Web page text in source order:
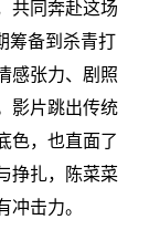
共同奔赴这场
筹备到杀青打
感张力、剧照
影片跳出传统
色，也直面了
挣扎，陈菜菜
冲击力。